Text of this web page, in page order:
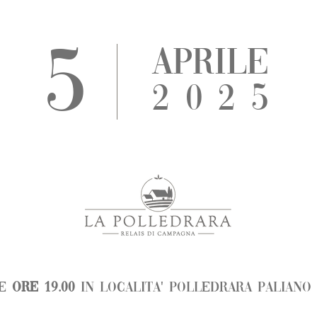
5
APRILE
2025
ORE 19.00IN LocalitA' Polledrara Paliano